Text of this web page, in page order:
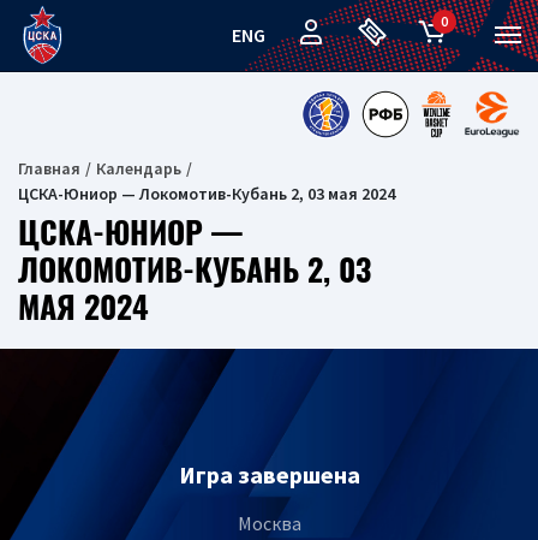
ENG
0
Главная
Календарь
ЦСКА-Юниор — Локомотив-Кубань 2, 03 мая 2024
ЦСКА-ЮНИОР —
ЛОКОМОТИВ-КУБАНЬ 2, 03
МАЯ 2024
Игра завершена
Москва